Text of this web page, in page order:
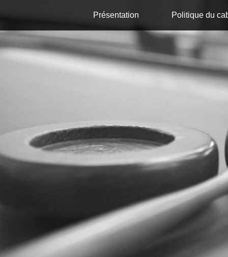
Présentation Politique du